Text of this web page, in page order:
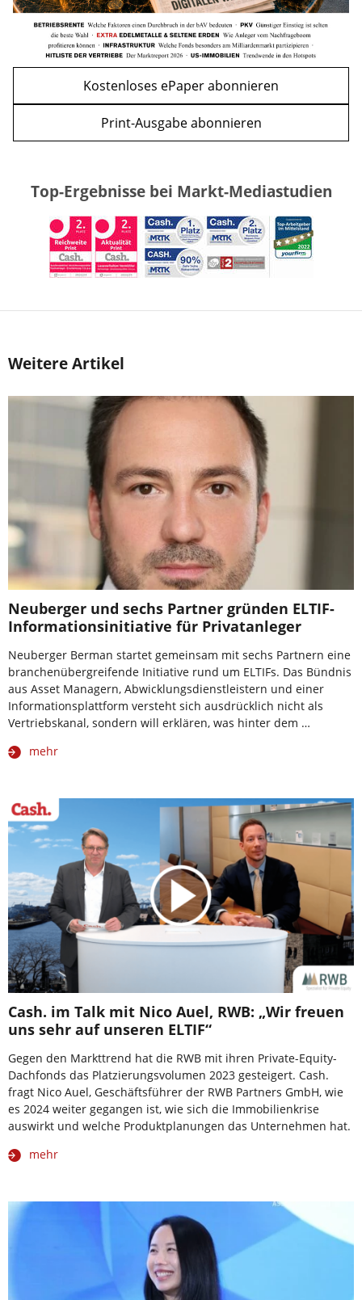
Kostenloses ePaper abonnieren
Print-Ausgabe abonnieren
Top-Ergebnisse bei Markt-Mediastudien
Weitere Artikel
Neuberger und sechs Partner gründen ELTIF-
Informationsinitiative für Privatanleger
Neuberger Berman startet gemeinsam mit sechs Partnern eine
branchenübergreifende Initiative rund um ELTIFs. Das Bündnis
aus Asset Managern, Abwicklungsdienstleistern und einer
Informationsplattform versteht sich ausdrücklich nicht als
Vertriebskanal, sondern will erklären, was hinter dem …
mehr
Cash. im Talk mit Nico Auel, RWB: „Wir freuen
uns sehr auf unseren ELTIF“
Gegen den Markttrend hat die RWB mit ihren Private-Equity-
Dachfonds das Platzierungsvolumen 2023 gesteigert. Cash.
fragt Nico Auel, Geschäftsführer der RWB Partners GmbH, wie
es 2024 weiter gegangen ist, wie sich die Immobilienkrise
auswirkt und welche Produktplanungen das Unternehmen hat.
mehr